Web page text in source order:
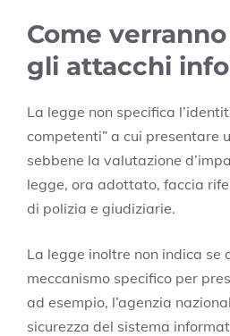
Come
gli attacchi
La legge non specifica
competenti” a cui presentare
sebbene la valutazione
legge, ora adottato, faccia
di polizia e giudiziarie.
La legge inoltre non indica se
meccanismo specifico per
ad esempio, l’agenzia
sicurezza del sistema